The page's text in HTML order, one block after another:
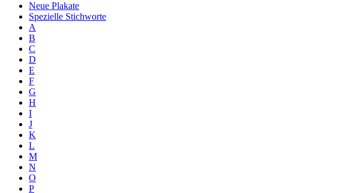
Neue Plakate
Spezielle Stichworte
A
B
C
D
E
F
G
H
I
J
K
L
M
N
O
P